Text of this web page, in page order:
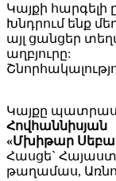
Կայքի հարգելի
Խնդրում ենք
այլ ցանցեր
աղբյուրը:
Կայքը
Հովհաննիսյան
«Մխիթար
Հասցե`
թաղամաս,